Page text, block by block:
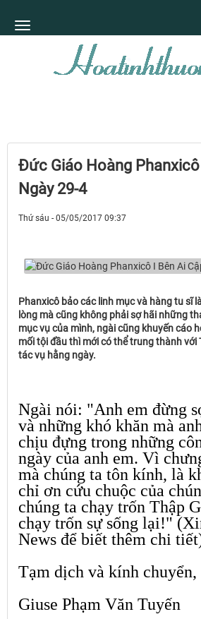
Ðức Giáo Hoàng Phanxicô
Ngày 29-4
Thứ sáu - 05/05/2017 09:37
Phanxicô bảo các linh mục và hàng tu sĩ
lòng mà cũng không phải sợ hãi những
mục vụ của mình, ngài cũng khuyến cáo
mối tội đầu thì mới có thể trung thành với
tác vụ hằng ngày.
Ngài nói: "Anh em đừng
và những khó khăn mà
chịu đựng trong những
ngày của anh em. Vì
mà chúng ta tôn kính, là
chỉ ơn cứu chuộc của
chúng ta chạy trốn Thập
chạy trốn sự sống lại!"
News để biết thêm chi
Tạm dịch và kính chuyển,
Giuse Phạm Văn Tuyến